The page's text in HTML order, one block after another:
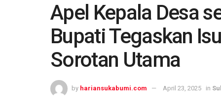
Apel Kepala Desa
Bupati Tegaskan
Sorotan Utama
by hariansukabumi.com April 23, 2025 in